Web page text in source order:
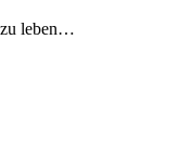
zu leben…